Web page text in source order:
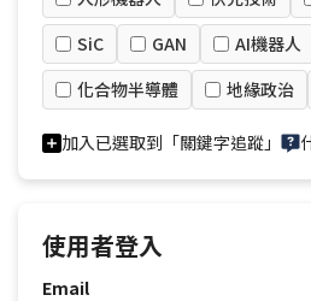
SiC
GAN AI機器人
化合物半導體
地緣政治
加入已選取到「關鍵字追蹤」
使用者登入
Email